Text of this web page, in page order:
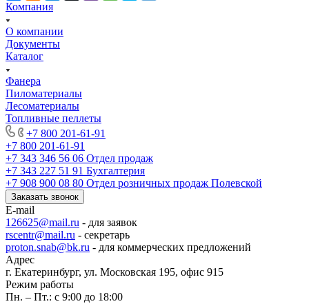
Компания
О компании
Документы
Каталог
Фанера
Пиломатериалы
Лесоматериалы
Топливные пеллеты
+7 800 201-61-91
+7 800 201-61-91
+7 343 346 56 06 Отдел продаж
+7 343 227 51 91 Бухгалтерия
+7 908 900 08 80 Отдел розничных продаж Полевской
Заказать звонок
E-mail
126625@mail.ru - для заявок
rscentr@mail.ru - секретарь
proton.snab@bk.ru - для коммерческих предложений
Адрес
г. Екатеринбург, ул. Московская 195, офис 915
Режим работы
Пн. – Пт.: с 9:00 до 18:00